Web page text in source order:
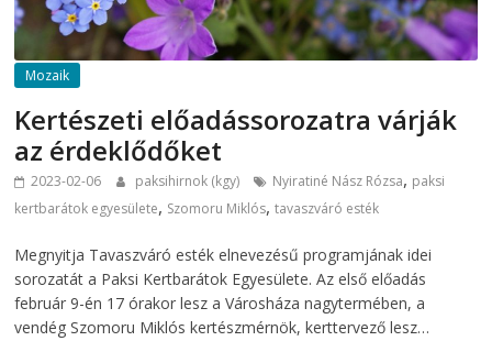
Mozaik
Kertészeti előadássorozatra várják
az érdeklődőket
2023-02-06 paksihirnok (kgy) Nyiratiné Nász Rózsa, paksi
kertbarátok egyesülete, Szomoru Miklós,tavaszváró esték
Megnyitja Tavaszváró esték elnevezésű programjának idei
sorozatát a Paksi Kertbarátok Egyesülete. Az első előadás
február 9-én 17 órakor lesz a Városháza nagytermében, a
vendég Szomoru Miklós kertészmérnök, kerttervező lesz…